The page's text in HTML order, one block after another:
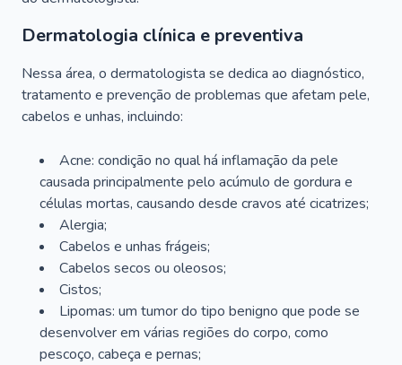
Dermatologia clínica e preventiva
Nessa área, o dermatologista se dedica ao diagnóstico,
tratamento e prevenção de problemas que afetam pele,
cabelos e unhas, incluindo:
Acne: condição no qual há inflamação da pele
causada principalmente pelo acúmulo de gordura e
células mortas, causando desde cravos até cicatrizes;
Alergia;
Cabelos e unhas frágeis;
Cabelos secos ou oleosos;
Cistos;
Lipomas: um tumor do tipo benigno que pode se
desenvolver em várias regiões do corpo, como
pescoço, cabeça e pernas;